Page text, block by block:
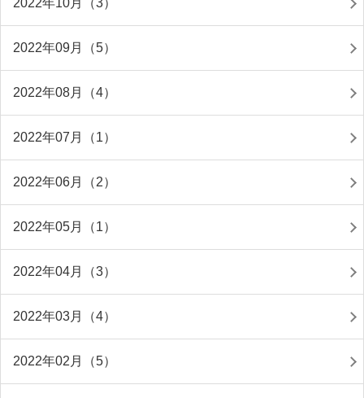
2022年10月（3）
2022年09月（5）
2022年08月（4）
2022年07月（1）
2022年06月（2）
2022年05月（1）
2022年04月（3）
2022年03月（4）
2022年02月（5）